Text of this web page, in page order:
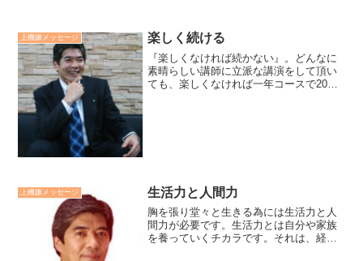
上機嫌メッセージ 楽しく続ける
『楽しくなければ続かない』。どんなに
素晴らしい講師に立派な講演をして頂い
ても、楽しくなければ一年コースで20年
上機嫌メッセージ 生活力と人間力
胸を張り堂々と生きる為には生活力と人
間力が必要です。生活力とは自分や家族
を養っていくチカラです。それは、経済